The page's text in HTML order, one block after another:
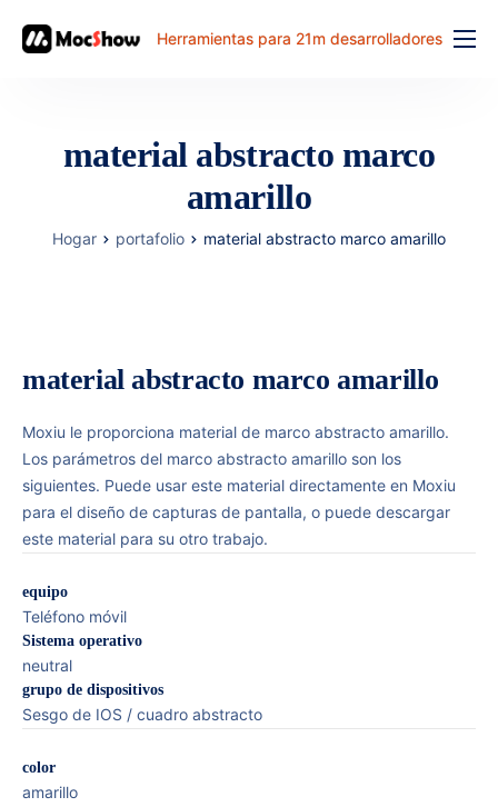
Herramientas para 21m desarrolladores
documento
material abstracto marco
amarillo
Hogar portafolio material abstracto marco amarillo
material abstracto marco amarillo
Moxiu le proporciona material de marco abstracto amarillo.
Los parámetros del marco abstracto amarillo son los
siguientes. Puede usar este material directamente en Moxiu
para el diseño de capturas de pantalla, o puede descargar
este material para su otro trabajo.
equipo
Teléfono móvil
Sistema operativo
neutral
grupo de dispositivos
Sesgo de IOS / cuadro abstracto
color
amarillo